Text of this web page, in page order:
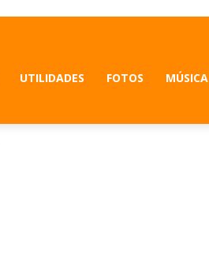
UTILIDADES FOTOS MÚSICA